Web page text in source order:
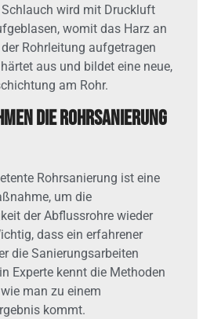
Schlauch wird mit Druckluft
womit das Harz an
Rohrleitung aufgetragen
aus und bildet eine neue,
am Rohr.
die Rohrsanierung
Rohrsanierung ist eine
um die
der Abflussrohre wieder
dass ein erfahrener
die Sanierungsarbeiten
Experte kennt die Methoden
man zu einem
kommt.